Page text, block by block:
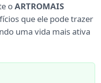
oARTROMAIS
que ele pode trazer
uma vida mais ativa